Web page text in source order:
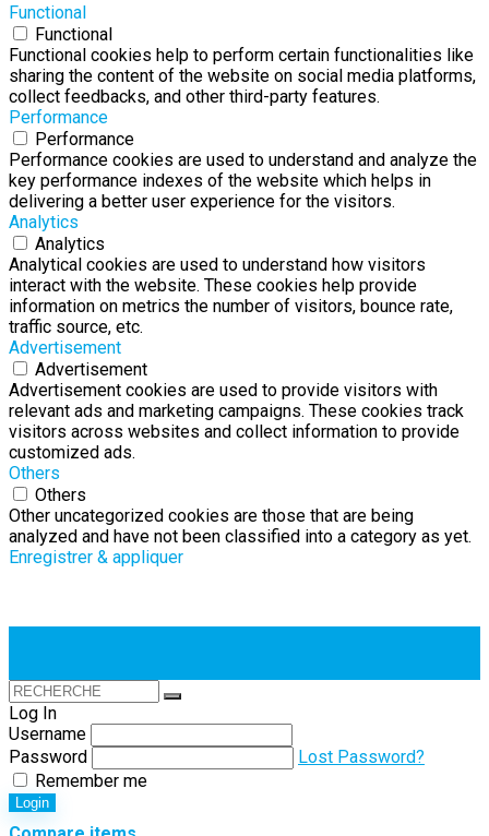
Functional
Functional
Functional cookies help to perform certain functionalities like
sharing the content of the website on social media platforms,
collect feedbacks, and other third-party features.
Performance
Performance
Performance cookies are used to understand and analyze the
key performance indexes of the website which helps in
delivering a better user experience for the visitors.
Analytics
Analytics
Analytical cookies are used to understand how visitors
interact with the website. These cookies help provide
information on metrics the number of visitors, bounce rate,
traffic source, etc.
Advertisement
Advertisement
Advertisement cookies are used to provide visitors with
relevant ads and marketing campaigns. These cookies track
visitors across websites and collect information to provide
customized ads.
Others
Others
Other uncategorized cookies are those that are being
analyzed and have not been classified into a category as yet.
Enregistrer & appliquer
Log In
Username
Password
Lost Password?
Remember me
Login